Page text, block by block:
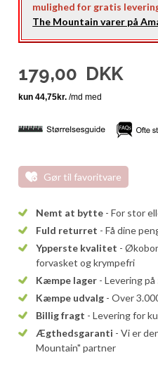
mulighed for gratis
The Mountain varer på
179,00 DKK
Gør til favoritvare
Nemt at bytte - For stor
Fuld returret - Få dine
Ypperste kvalitet -
forvasket og krympefri
Kæmpe lager - Levering
Kæmpe udvalg - Over
Billig fragt - Levering for
Ægthedsgaranti - Vi er
Mountain" partner